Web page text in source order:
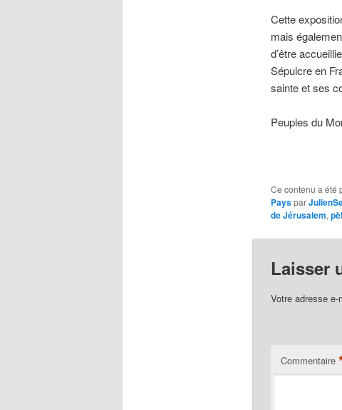
Cette
mais
d’être
Sépulcre en
sainte et ses
Peuples du
Ce contenu a été
Payspar
de Jérusalem,
Laisser
Votre adresse
Commentaire